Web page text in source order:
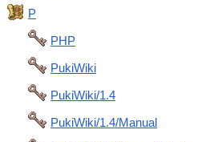
P
PHP
PukiWiki
PukiWiki/1.4
PukiWiki/1.4/Manual